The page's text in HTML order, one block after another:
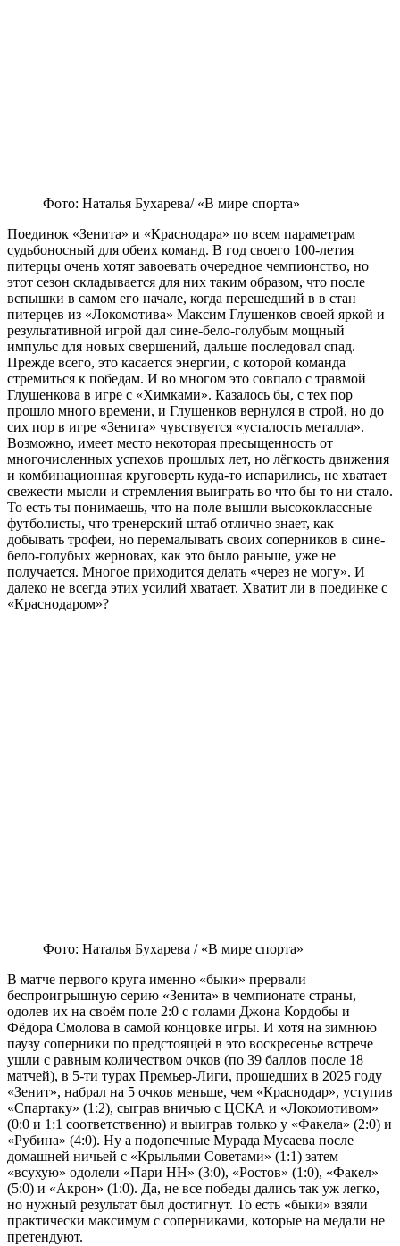
Фото: Наталья Бухарева/ «В мире спорта»
Поединок «Зенита» и «Краснодара» по всем параметрам
судьбоносный для обеих команд. В год своего 100-летия
питерцы очень хотят завоевать очередное чемпионство, но
этот сезон складывается для них таким образом, что после
вспышки в самом его начале, когда перешедший в в стан
питерцев из «Локомотива» Максим Глушенков своей яркой и
результативной игрой дал сине-бело-голубым мощный
импульс для новых свершений, дальше последовал спад.
Прежде всего, это касается энергии, с которой команда
стремиться к победам. И во многом это совпало с травмой
Глушенкова в игре с «Химками». Казалось бы, с тех пор
прошло много времени, и Глушенков вернулся в строй, но до
сих пор в игре «Зенита» чувствуется «усталость металла».
Возможно, имеет место некоторая пресыщенность от
многочисленных успехов прошлых лет, но лёгкость движения
и комбинационная круговерть куда-то испарились, не хватает
свежести мысли и стремления выиграть во что бы то ни стало.
То есть ты понимаешь, что на поле вышли высококлассные
футболисты, что тренерский штаб отлично знает, как
добывать трофеи, но перемалывать своих соперников в сине-
бело-голубых жерновах, как это было раньше, уже не
получается. Многое приходится делать «через не могу». И
далеко не всегда этих усилий хватает. Хватит ли в поединке с
«Краснодаром»?
Фото: Наталья Бухарева / «В мире спорта»
В матче первого круга именно «быки» прервали
беспроигрышную серию «Зенита» в чемпионате страны,
одолев их на своём поле 2:0 с голами Джона Кордобы и
Фёдора Смолова в самой концовке игры. И хотя на зимнюю
паузу соперники по предстоящей в это воскресенье встрече
ушли с равным количеством очков (по 39 баллов после 18
матчей), в 5-ти турах Премьер-Лиги, прошедших в 2025 году
«Зенит», набрал на 5 очков меньше, чем «Краснодар», уступив
«Спартаку» (1:2), сыграв вничью с ЦСКА и «Локомотивом»
(0:0 и 1:1 соответственно) и выиграв только у «Факела» (2:0) и
«Рубина» (4:0). Ну а подопечные Мурада Мусаева после
домашней ничьей с «Крыльями Советами» (1:1) затем
«всухую» одолели «Пари НН» (3:0), «Ростов» (1:0), «Факел»
(5:0) и «Акрон» (1:0). Да, не все победы дались так уж легко,
но нужный результат был достигнут. То есть «быки» взяли
практически максимум с соперниками, которые на медали не
претендуют.